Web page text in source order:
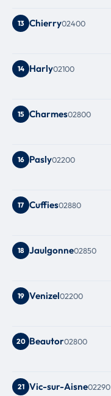
13 Chierry02400
14 Harly02100
15 Charmes02800
16 Pasly02200
17 Cuffies02880
18 Jaulgonne02850
19 Venizel02200
20 Beautor02800
21 Vic-sur-Aisne02290